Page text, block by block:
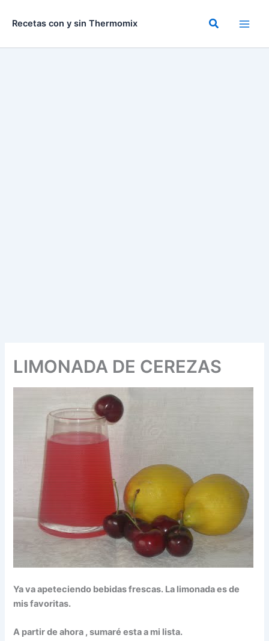
Recetas con y sin Thermomix Buscar
LIMONADA DE CEREZAS
Ya va apeteciendo bebidas frescas. La limonada es de
mis favoritas.
A partir de ahora , sumaré esta a mi lista.